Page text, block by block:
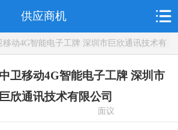
供应商机
动4G智能电子工牌 深圳市巨欣通讯技术有
中卫移动4G智能电子工牌 深圳市
巨欣通讯技术有限公司
面议